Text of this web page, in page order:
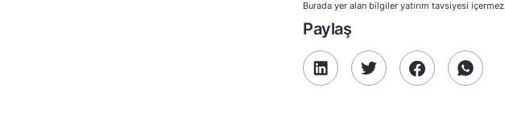
Burada yer alan bilgiler yatırım tavsiyesi
Paylaş